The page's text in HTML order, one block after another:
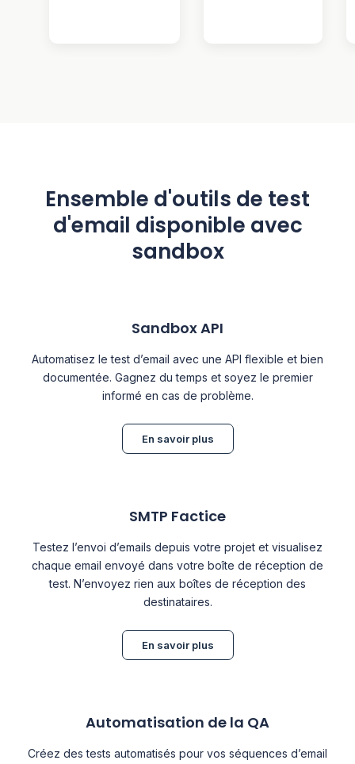
Ensemble d'outils de test
d'email disponible avec
sandbox
Sandbox API
Automatisez le test d’email avec une API flexible et bien
documentée. Gagnez du temps et soyez le premier
informé en cas de problème.
En savoir plus
SMTP Factice
Testez l’envoi d’emails depuis votre projet et visualisez
chaque email envoyé dans votre boîte de réception de
test. N’envoyez rien aux boîtes de réception des
destinataires.
En savoir plus
Automatisation de la QA
Créez des tests automatisés pour vos séquences d’email